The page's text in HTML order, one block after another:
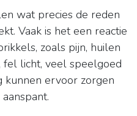
wat precies de reden
Vaak is het een reactie
zoals pijn, huilen
fel licht, veel speelgoed
kunnen ervoor zorgen